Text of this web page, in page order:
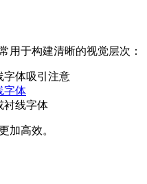
用于构建清晰的视觉层次：
字体吸引注意
字体
衬线字体
加高效。